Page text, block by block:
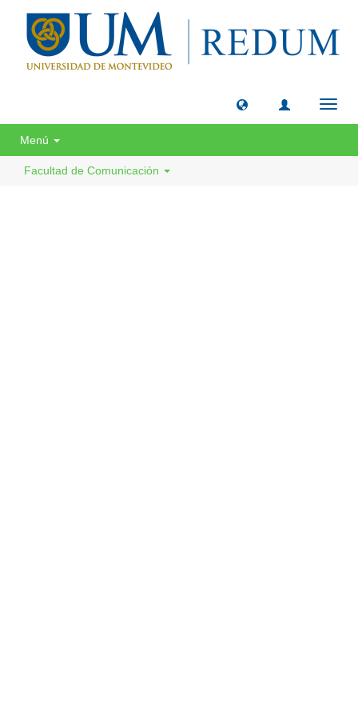
Menú
Facultad de Comunicación